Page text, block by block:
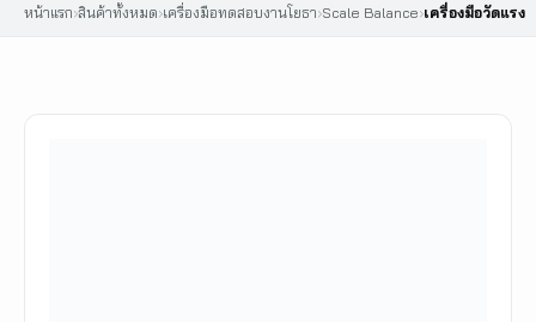
หน้าแรก›สินค้าทั้งหมด›เครื่องมือทดสอบงานโยธา›Scale Balance›เครื่องมือวัดแรง